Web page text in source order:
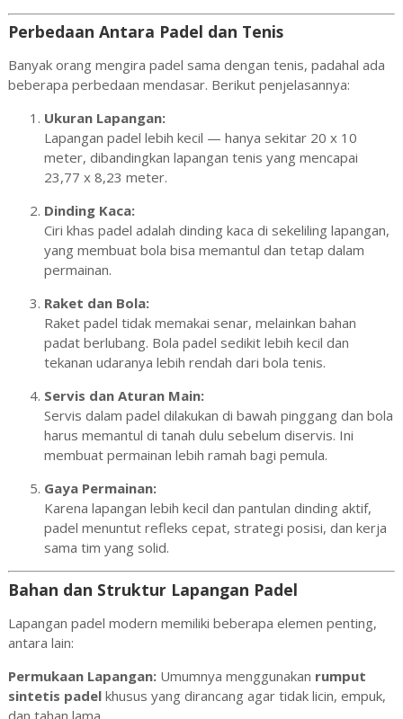
Perbedaan Antara Padel dan Tenis
Banyak orang mengira padel sama dengan tenis, padahal ada
beberapa perbedaan mendasar. Berikut penjelasannya:
Ukuran Lapangan:
Lapangan padel lebih kecil — hanya sekitar 20 x 10
meter, dibandingkan lapangan tenis yang mencapai
23,77 x 8,23 meter.
Dinding Kaca:
Ciri khas padel adalah dinding kaca di sekeliling lapangan,
yang membuat bola bisa memantul dan tetap dalam
permainan.
Raket dan Bola:
Raket padel tidak memakai senar, melainkan bahan
padat berlubang. Bola padel sedikit lebih kecil dan
tekanan udaranya lebih rendah dari bola tenis.
Servis dan Aturan Main:
Servis dalam padel dilakukan di bawah pinggang dan bola
harus memantul di tanah dulu sebelum diservis. Ini
membuat permainan lebih ramah bagi pemula.
Gaya Permainan:
Karena lapangan lebih kecil dan pantulan dinding aktif,
padel menuntut refleks cepat, strategi posisi, dan kerja
sama tim yang solid.
Bahan dan Struktur Lapangan Padel
Lapangan padel modern memiliki beberapa elemen penting,
antara lain:
Permukaan Lapangan:Umumnya menggunakan rumput
sintetis padelkhusus yang dirancang agar tidak licin, empuk,
dan tahan lama.